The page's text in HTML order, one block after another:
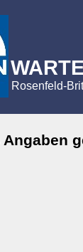
Rosenfeld-
Angaben